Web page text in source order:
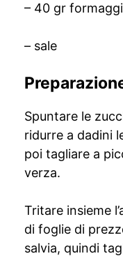
– 40 gr
– sale
Spuntare le
ridurre a dadini
poi tagliare a
verza.
Tritare insieme
di foglie di
salvia, quindi